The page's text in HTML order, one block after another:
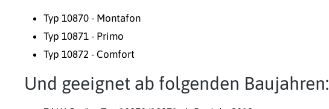
Typ 10870 - Montafon
Typ 10871 - Primo
Typ 10872 - Comfort
Und geeignet ab folgenden Baujahren: